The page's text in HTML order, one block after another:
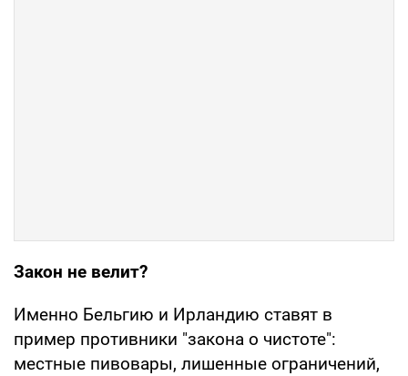
Закон не велит?
Именно Бельгию и Ирландию ставят в
пример противники "закона о чистоте":
местные пивовары, лишенные ограничений,